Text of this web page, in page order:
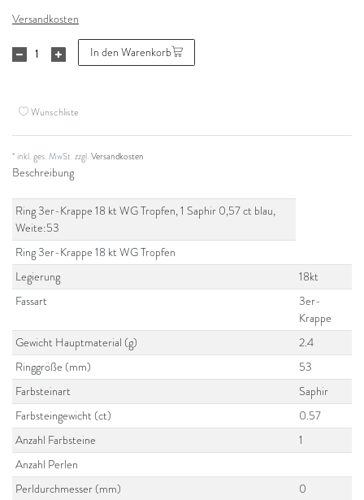
Versandkosten
In den Warenkorb
Wunschliste
* inkl. ges. MwSt. zzgl.Versandkosten
Beschreibung
Ring 3er-Krappe 18 kt WG Tropfen, 1 Saphir 0,57 ct blau,
Weite:53
Ring 3er-Krappe 18 kt WG Tropfen
Legierung
18kt
Fassart
3er-
Krappe
Gewicht Hauptmaterial (g)
2.4
Ringgröße (mm)
53
Farbsteinart
Saphir
Farbsteingewicht (ct)
0.57
Anzahl Farbsteine
1
Anzahl Perlen
Perldurchmesser (mm)
0